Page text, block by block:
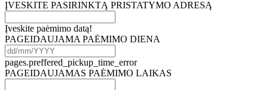
ĮVESKITE PASIRINKTĄ PRISTATYMO ADRESĄ
Įveskite paėmimo datą!
PAGEIDAUJAMA PAĖMIMO DIENA
pages.preffered_pickup_time_error
PAGEIDAUJAMAS PAĖMIMO LAIKAS